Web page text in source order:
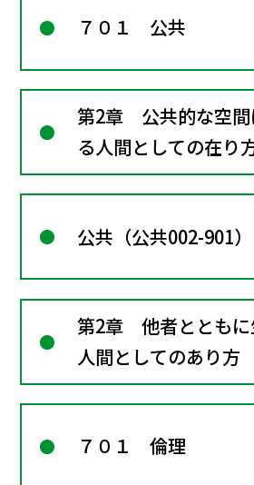
７０１ 公共
第2章 公共的な空間
る人間としての在り
―共に生きるための
公共（公共002-901）
第2章 他者とともに
人間としてのあり方
７０１ 倫理